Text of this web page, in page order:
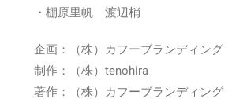
・棚原里帆 渡辺梢
企画：（株）カフーブランディング
制作：（株）tenohira
著作：（株）カフーブランディング